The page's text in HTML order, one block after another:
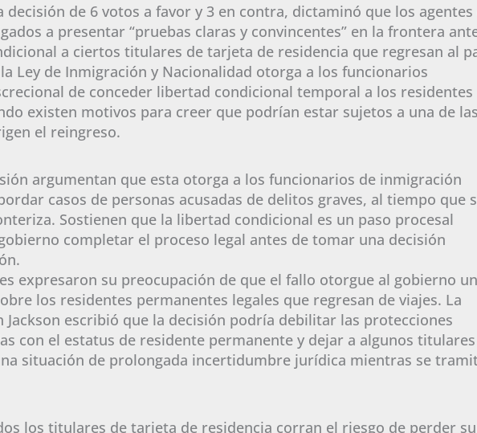
decisión de 6 votos a favor y 3 en contra, dictaminó que los agentes
a presentar “pruebas claras y convincentes” en la frontera
a ciertos titulares de tarjeta de residencia que regresan al
Ley de Inmigración y Nacionalidad otorga a los funcionarios
de conceder libertad condicional temporal a los residentes
existen motivos para creer que podrían estar sujetos a una de las
el reingreso.
argumentan que esta otorga a los funcionarios de inmigración
casos de personas acusadas de delitos graves, al tiempo que
Sostienen que la libertad condicional es un paso procesal
completar el proceso legal antes de tomar una decisión
expresaron su preocupación de que el fallo otorgue al gobierno
los residentes permanentes legales que regresan de viajes. La
escribió que la decisión podría debilitar las protecciones
con el estatus de residente permanente y dejar a algunos
situación de prolongada incertidumbre jurídica mientras se
los titulares de tarjeta de residencia corran el riesgo de perder su